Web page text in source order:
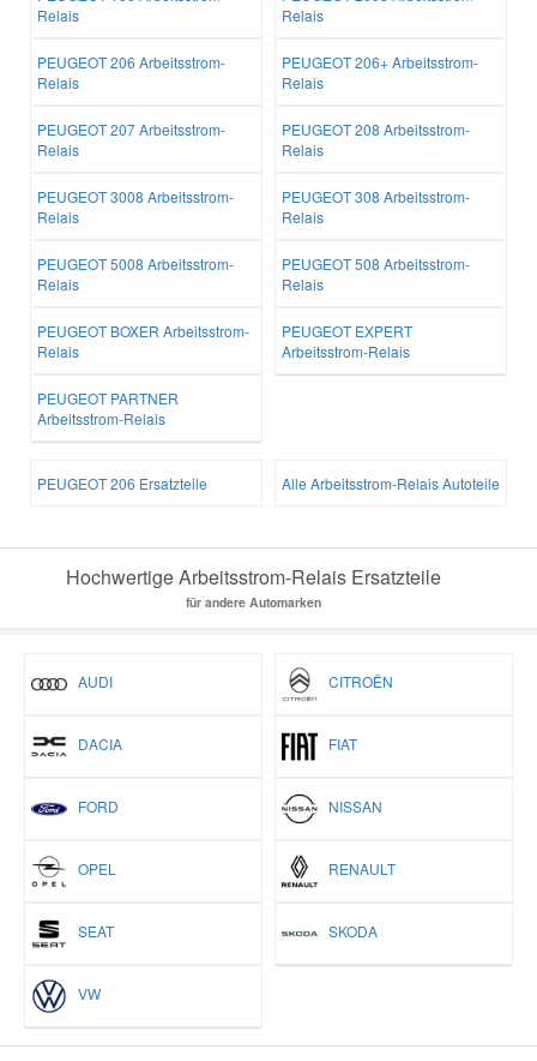
Relais
Relais
PEUGEOT 206 Arbeitsstrom-
Relais
PEUGEOT 206+ Arbeitsstrom-
Relais
PEUGEOT 207 Arbeitsstrom-
Relais
PEUGEOT 208 Arbeitsstrom-
Relais
PEUGEOT 3008 Arbeitsstrom-
Relais
PEUGEOT 308 Arbeitsstrom-
Relais
PEUGEOT 5008 Arbeitsstrom-
Relais
PEUGEOT 508 Arbeitsstrom-
Relais
PEUGEOT BOXER Arbeitsstrom-
Relais
PEUGEOT EXPERT
Arbeitsstrom-Relais
PEUGEOT PARTNER
Arbeitsstrom-Relais
PEUGEOT 206 Ersatzteile Alle Arbeitsstrom-Relais Autoteile
Hochwertige Arbeitsstrom-Relais Ersatzteile
für andere Automarken
AUDI CITROËN
DACIA FIAT
FORD NISSAN
OPEL RENAULT
SEAT SKODA
VW